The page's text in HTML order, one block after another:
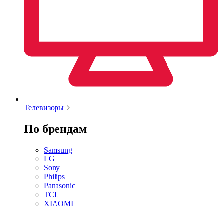
Телевизоры
По брендам
Samsung
LG
Sony
Philips
Panasonic
TCL
XIAOMI